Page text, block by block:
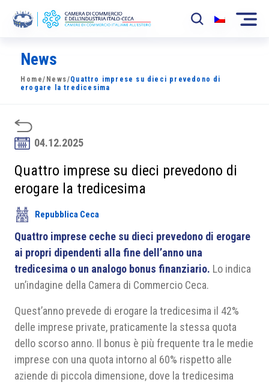
La Camera
News
Sviluppo Mercato
Soci
Partner
Progetti
Area riservata
News
Home/ News/Quattro imprese su dieci prevedono di
erogare la tredicesima
04.12.2025
Quattro imprese su dieci prevedono di
erogare la tredicesima
Repubblica Ceca
Quattro imprese ceche su dieci prevedono di erogare
ai propri dipendenti alla fine dell’anno una
tredicesima o un analogo bonus finanziario. Lo indica
un’indagine della Camera di Commercio Ceca.
Quest’anno prevede di erogare la tredicesima il 42%
delle imprese private, praticamente la stessa quota
dello scorso anno. Il bonus è più frequente tra le medie
imprese con una quota intorno al 60% rispetto alle
aziende di piccola dimensione, dove la tredicesima